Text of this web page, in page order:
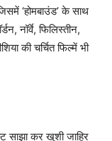
‘होमबाउंड’ के साथ
नॉर्वे, फिलिस्तीन,
की चर्चित फिल्में भी
साझा कर खुशी जाहिर